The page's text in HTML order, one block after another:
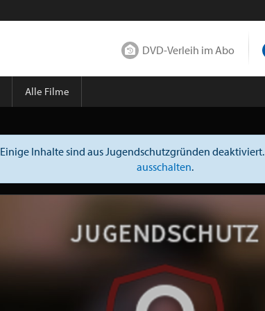
DVD-Verleih im Abo
Alle Filme
Einige Inhalte sind aus Jugendschutzgründen deaktiviert.
ausschalten.